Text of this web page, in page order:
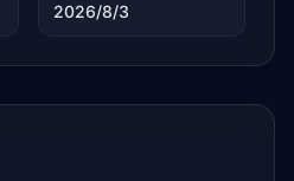
2026/8/3